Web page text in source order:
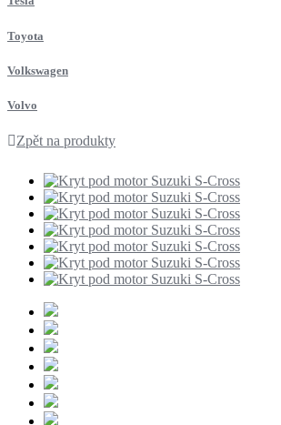
Toyota
Volkswagen
Volvo
Zpět na produkty